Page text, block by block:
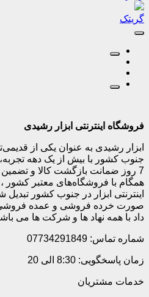
گریتک
فروشگاه اینترنتی ابزار رشیدی
ابزار رشیدی به عنوان یکی از
جنوب کشور با بیش از یک دهه تجربه،
7 روز ضمانت بازگشت کالا و
همگام با فروشگاه‌های معتبر کشور
اینترنتی ابزار در جنوب کشور تبدیل
صورت خرده فروشی و عمده فروشی
داد با همه نهاد ها و شرکت ها می
شماره تماس: 07734291849
زمان پاسخگویی: 8:30 الی 20
خدمات مشتریان